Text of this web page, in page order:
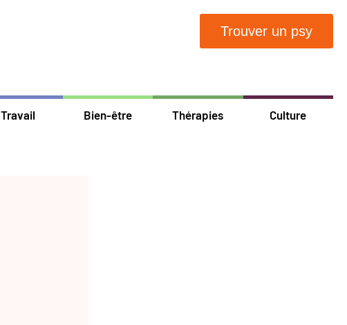
Trouver un psy
Travail Bien-être Thérapies Culture